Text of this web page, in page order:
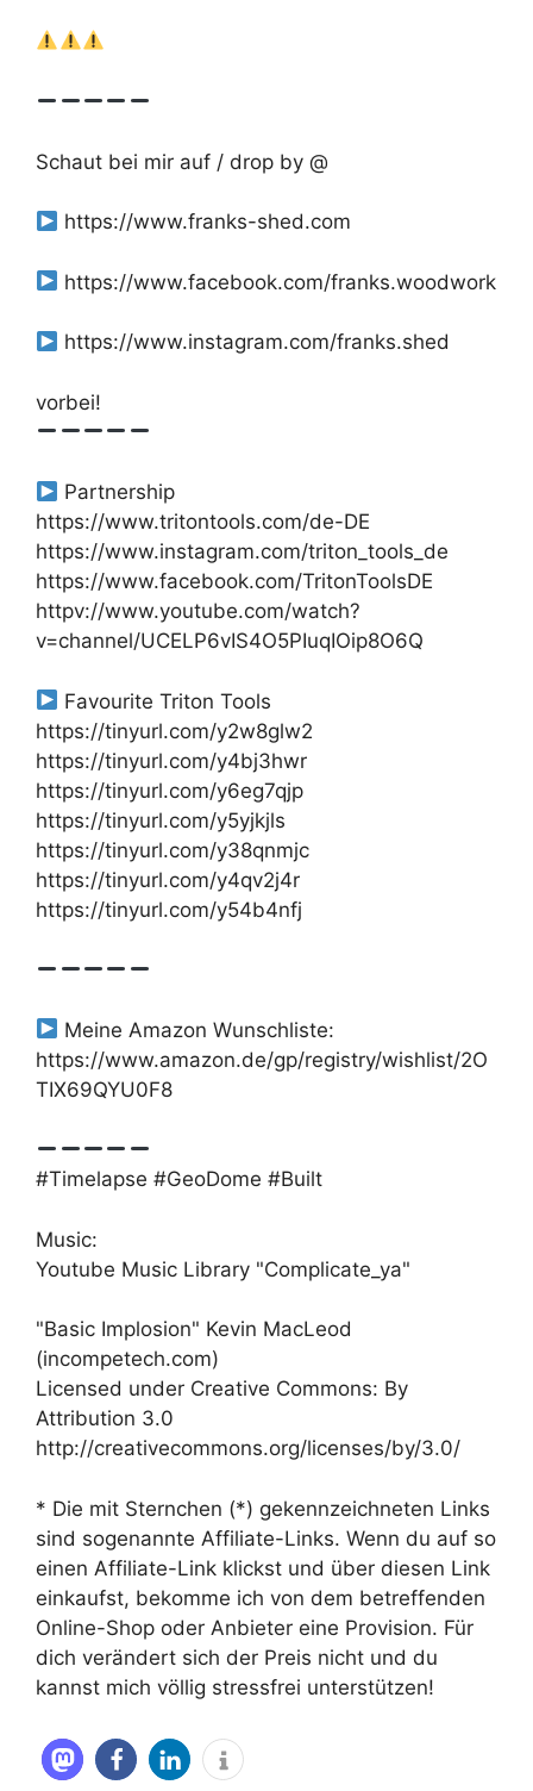
Schaut bei mir auf / drop by @
https://www.franks-shed.com
https://www.facebook.com/franks.woodwork
https://www.instagram.com/franks.shed
vorbei!
Partnership
https://www.tritontools.com/de-DE
https://www.instagram.com/triton_tools_de
https://www.facebook.com/TritonToolsDE
httpv://www.youtube.com/watch?
v=channel/UCELP6vIS4O5PIuqIOip8O6Q
Favourite Triton Tools
https://tinyurl.com/y2w8glw2
https://tinyurl.com/y4bj3hwr
https://tinyurl.com/y6eg7qjp
https://tinyurl.com/y5yjkjls
https://tinyurl.com/y38qnmjc
https://tinyurl.com/y4qv2j4r
https://tinyurl.com/y54b4nfj
Meine Amazon Wunschliste:
https://www.amazon.de/gp/registry/wishlist/2O
TIX69QYU0F8
#Timelapse #GeoDome #Built
Music:
Youtube Music Library "Complicate_ya"
"Basic Implosion" Kevin MacLeod
(incompetech.com)
Licensed under Creative Commons: By
Attribution 3.0
http://creativecommons.org/licenses/by/3.0/
* Die mit Sternchen (*) gekennzeichneten Links
sind sogenannte Affiliate-Links. Wenn du auf so
einen Affiliate-Link klickst und über diesen Link
einkaufst, bekomme ich von dem betreffenden
Online-Shop oder Anbieter eine Provision. Für
dich verändert sich der Preis nicht und du
kannst mich völlig stressfrei unterstützen!